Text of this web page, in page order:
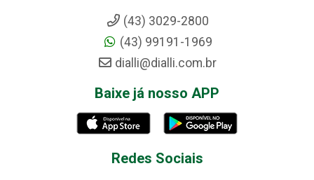
(43) 3029-2800
(43) 99191-1969
dialli@dialli.com.br
Baixe já nosso APP
Redes Sociais